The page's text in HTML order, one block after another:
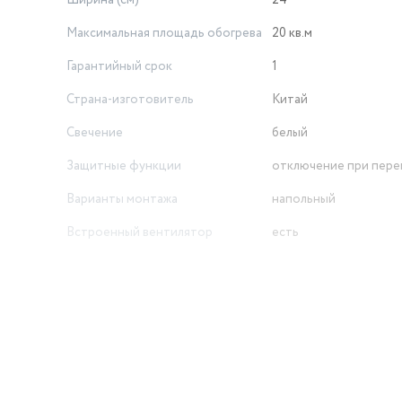
Максимальная площадь обогрева
20 кв.м
Гарантийный срок
1
Страна-изготовитель
Китай
Свечение
белый
Защитные функции
отключение при
Варианты монтажа
напольный
Встроенный вентилятор
есть